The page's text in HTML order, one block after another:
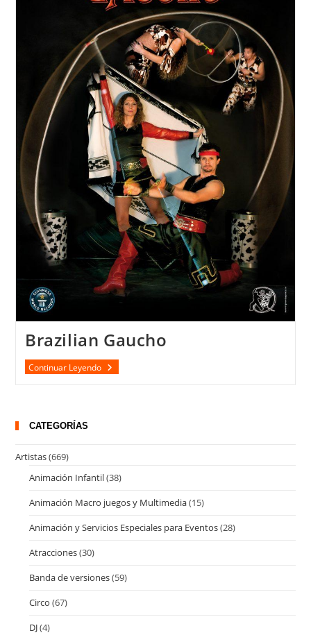
Brazilian Gaucho
Continuar LeyendoBrazilian
CATEGORÍAS
Artistas(669)
Animación Infantil(38)
Animación Macro juegos y Multimedia(15)
Animación y Servicios Especiales para Eventos(28)
Atracciones(30)
Banda de versiones(59)
Circo (67)
DJ(4)